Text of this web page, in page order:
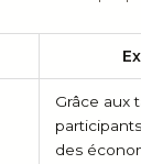
Grâce aux
des